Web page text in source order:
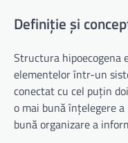
Definiție și
Structura hipoecogena
elementelor într-un
conectat cu cel puțin
o mai bună înțelegere
bună organizare a